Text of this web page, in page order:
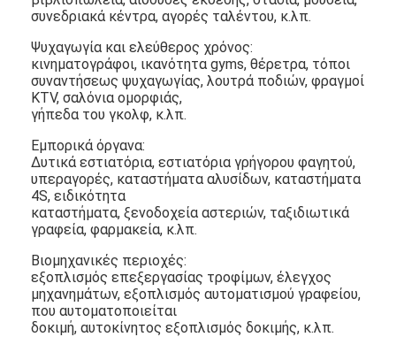
συνομιλία τώρα
Επίδειξη παραθύρων LCD
πλαισιωμένη διπλάσιο οθόνη LCD
Υπαίθρια επίδειξη LCD
Υπαίθριο Drive μέσω των πινάκων επιλογών
μικρή επιτροπή LCD
συνεδριακά κέντρα, αγορές ταλέντου, κ.λπ.
Ψυχαγωγία και ελεύθερος χρόνος:
κινηματογράφοι, ικανότητα gyms, θέρετρα, τόποι
συναντήσεως ψυχαγωγίας, λουτρά ποδιών, φραγμοί
KTV, σαλόνια ομορφιάς,
γήπεδα του γκολφ, κ.λπ.
Εμπορικά όργανα:
Δυτικά εστιατόρια, εστιατόρια γρήγορου φαγητού,
υπεραγορές, καταστήματα αλυσίδων, καταστήματα
4S, ειδικότητα
καταστήματα, ξενοδοχεία αστεριών, ταξιδιωτικά
γραφεία, φαρμακεία, κ.λπ.
Βιομηχανικές περιοχές:
εξοπλισμός επεξεργασίας τροφίμων, έλεγχος
μηχανημάτων, εξοπλισμός αυτοματισμού γραφείου,
που αυτοματοποιείται
δοκιμή, αυτοκίνητος εξοπλισμός δοκιμής, κ.λπ.